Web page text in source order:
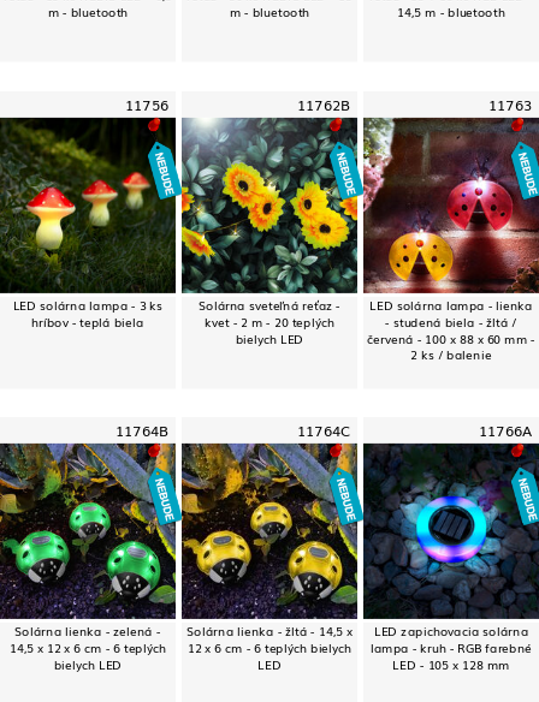
m - bluetooth m - bluetooth 14,5 m - bluetooth
11756
LED solárna lampa - 3 ks
hríbov - teplá biela
11762B
Solárna sveteľná reťaz -
kvet - 2 m - 20 teplých
bielych LED
11763
LED solárna lampa - lienka
- studená biela - žltá /
červená - 100 x 88 x 60 mm -
2 ks / balenie
11764B
Solárna lienka - zelená -
14,5 x 12 x 6 cm - 6 teplých
bielych LED
11764C
Solárna lienka - žltá - 14,5 x
12 x 6 cm - 6 teplých bielych
LED
11766A
LED zapichovacia solárna
lampa - kruh - RGB farebné
LED - 105 x 128 mm